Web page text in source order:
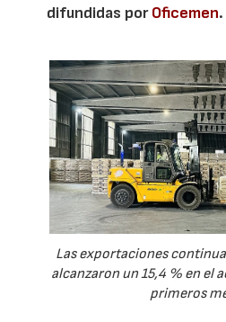
difundidas porOficemen.
Las exportaciones
alcanzaron un 15,4 % en el
primeros